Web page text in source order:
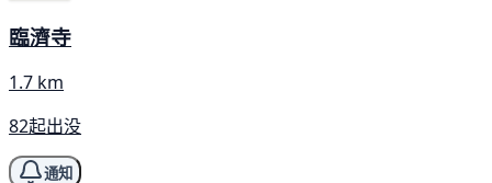
臨濟寺
1.7 km
82起出没
通知